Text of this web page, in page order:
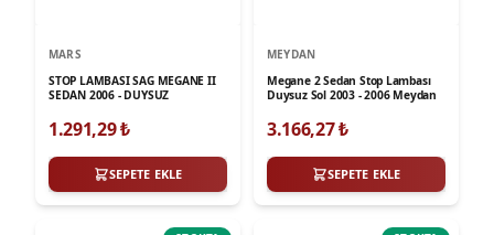
MARS
STOP LAMBASI SAG MEGANE II
SEDAN 2006 - DUYSUZ
1.291,29₺
SEPETE EKLE
MEYDAN
Megane 2 Sedan Stop Lambası
Duysuz Sol 2003 - 2006 Meydan
3.166,27₺
SEPETE EKLE